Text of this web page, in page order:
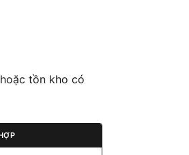
tồn kho có